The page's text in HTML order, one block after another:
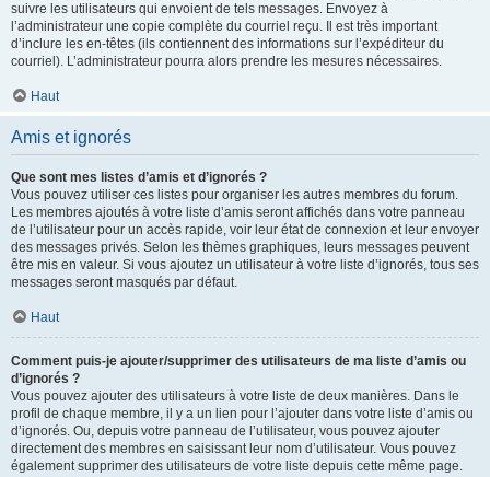
suivre les utilisateurs qui envoient de tels messages. Envoyez à
l’administrateur une copie complète du courriel reçu. Il est très important
d’inclure les en-têtes (ils contiennent des informations sur l’expéditeur du
courriel). L’administrateur pourra alors prendre les mesures nécessaires.
Haut
Amis et ignorés
Que sont mes listes d’amis et d’ignorés ?
Vous pouvez utiliser ces listes pour organiser les autres membres du forum.
Les membres ajoutés à votre liste d’amis seront affichés dans votre panneau
de l’utilisateur pour un accès rapide, voir leur état de connexion et leur envoyer
des messages privés. Selon les thèmes graphiques, leurs messages peuvent
être mis en valeur. Si vous ajoutez un utilisateur à votre liste d’ignorés, tous ses
messages seront masqués par défaut.
Haut
Comment puis-je ajouter/supprimer des utilisateurs de ma liste d’amis ou
d’ignorés ?
Vous pouvez ajouter des utilisateurs à votre liste de deux manières. Dans le
profil de chaque membre, il y a un lien pour l’ajouter dans votre liste d’amis ou
d’ignorés. Ou, depuis votre panneau de l’utilisateur, vous pouvez ajouter
directement des membres en saisissant leur nom d’utilisateur. Vous pouvez
également supprimer des utilisateurs de votre liste depuis cette même page.